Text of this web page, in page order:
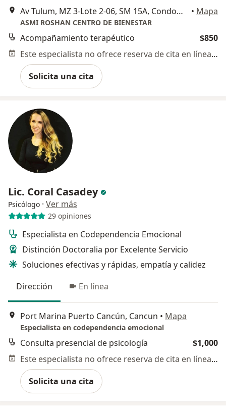
Av Tulum, MZ 3-Lote 2-06, SM 15A, Condominio Blau Center, Cancun • Mapa
ASMI ROSHAN CENTRO DE BIENESTAR
Acompañamiento terapéutico
$850
Este especialista no ofrece reserva de cita en línea en esta dirección.
Solicita una cita
Lic. Coral Casadey
Psicólogo · Ver más
29 opiniones
Especialista en Codependencia Emocional
Distinción Doctoralia por Excelente Servicio
Soluciones efectivas y rápidas, empatía y calidez
Dirección
En línea
Port Marina Puerto Cancún, Cancun • Mapa
Especialista en codependencia emocional
Consulta presencial de psicología
$1,000
Este especialista no ofrece reserva de cita en línea en esta dirección.
Solicita una cita